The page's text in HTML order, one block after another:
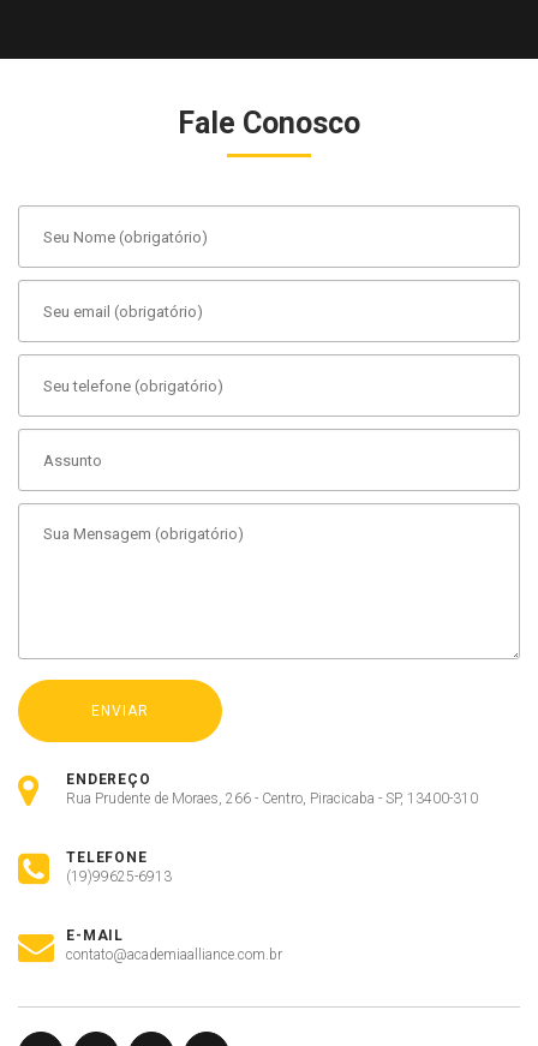
Fale Conosco
ENDEREÇO
Rua Prudente de Moraes, 266 - Centro, Piracicaba - SP, 13400-310
TELEFONE
(19)99625-6913
E-MAIL
contato@academiaalliance.com.br